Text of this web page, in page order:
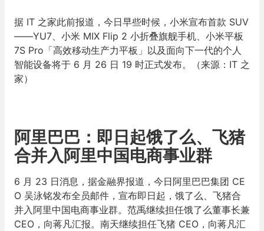
据 IT 之家此前报道，今日早些时候，小米宣布首款 SUV
——YU7、小米 MIX Flip 2 小折叠旗舰手机、小米平板
7S Pro「高效移动生产力平板」以及面向下一代的个人
智能设备将于 6 月 26 日 19 时正式发布。（来源：IT 之
家）
阿里巴巴：即日起饿了么、飞猪
合并入阿里中国电商事业群
6 月 23 日消息，据金融界报道，今日阿里巴巴集团 CE
O 吴泳铭发布全员邮件，宣布即日起，饿了么、飞猪合
并入阿里中国电商事业群。范禹继续担任饿了么董事长兼
CEO，向蒋凡汇报。南天继续担任飞猪 CEO，向蒋凡汇